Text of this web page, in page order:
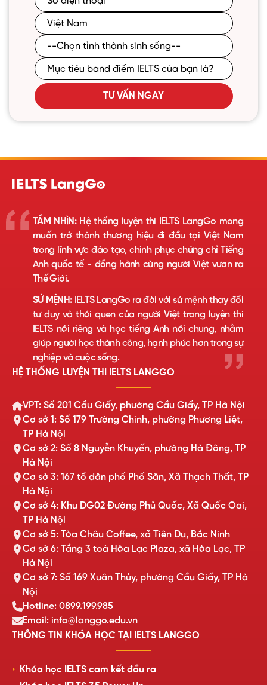
TƯ VẤN NGAY
TẦM NHÌN:Hệ thống luyện thi IELTS LangGo mong
muốn trở thành thương hiệu đi đầu tại Việt Nam
trong lĩnh vực đào tạo, chinh phục chứng chỉ Tiếng
Anh quốc tế - đồng hành cùng người Việt vươn ra
Thế Giới.
SỨ MỆNH:IELTS LangGo ra đời với sứ mệnh thay đổi
tư duy và thói quen của người Việt trong luyện thi
IELTS nói riêng và học tiếng Anh nói chung, nhằm
giúp người học thành công, hạnh phúc hơn trong sự
nghiệp và cuộc sống.
HỆ THỐNG LUYỆN THI IELTS LANGGO
VPT: Số 201 Cầu Giấy, phường Cầu Giấy, TP Hà Nội
Cơ sở 1: Số 179 Trường Chinh, phường Phương Liệt,
TP Hà Nội
Cơ sở 2: Số 8 Nguyễn Khuyến, phường Hà Đông, TP
Hà Nội
Cơ sở 3: 167 tổ dân phố Phố Săn, Xã Thạch Thất, TP
Hà Nội
Cơ sở 4: Khu DG02 Đường Phủ Quốc, Xã Quốc Oai,
TP Hà Nội
Cơ sở 5: Tòa Châu Coffee, xã Tiên Du, Bắc Ninh
Cơ sở 6: Tầng 3 toà Hòa Lạc Plaza, xã Hòa Lạc, TP
Hà Nội
Cơ sở 7: Số 169 Xuân Thủy, phường Cầu Giấy, TP Hà
Nội
Hotline: 0899.199.985
Email: info@langgo.edu.vn
THÔNG TIN KHÓA HỌC TẠI IELTS LANGGO
Khóa học IELTS cam kết đầu ra